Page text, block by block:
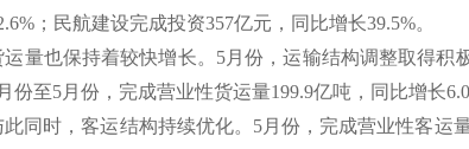
；民航建设完成投资357亿元，同比增长39.5%。
也保持着较快增长。5月份，运输结构调整取得积
份至5月份，完成营业性货运量199.9亿吨，同比增长
时，客运结构持续优化。5月份，完成营业性客运量